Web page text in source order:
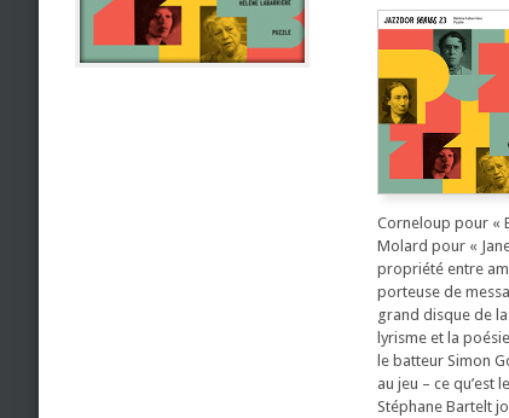
Corneloup pour «
Molard pour «
propriété entre
porteuse de
grand disque de
lyrisme et la
le batteur Simon
au jeu – ce qu’est
Stéphane Bartelt